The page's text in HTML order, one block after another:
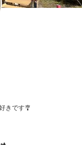
きです🎐